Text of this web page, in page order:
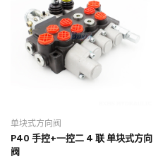
单块式方向阀
P40 手控+一控二 4 联 单块式方向
阀